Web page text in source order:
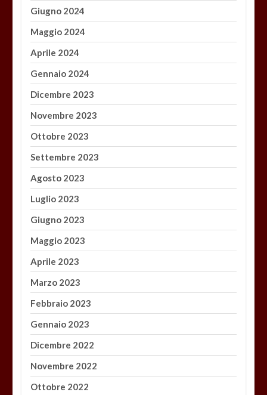
Giugno 2024
Maggio 2024
Aprile 2024
Gennaio 2024
Dicembre 2023
Novembre 2023
Ottobre 2023
Settembre 2023
Agosto 2023
Luglio 2023
Giugno 2023
Maggio 2023
Aprile 2023
Marzo 2023
Febbraio 2023
Gennaio 2023
Dicembre 2022
Novembre 2022
Ottobre 2022